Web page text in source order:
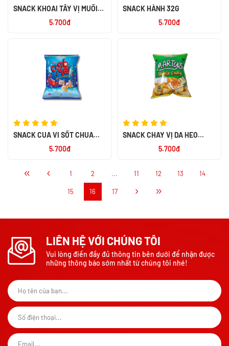
SNACK KHOAI TÂY VỊ MUỐI
5.700đ
SNACK HÀNH 32G
5.700đ
SNACK CUA VI SỐT CHUA
5.700đ
SNACK CHAY VỊ DA HEO
5.700đ
1 2 ... 11 12 13 14
15 16 17
LIÊN HỆ VỚI CHÚNG TÔI
Vui lòng điền đầy đủ thông tin bên dưới để nhận được
những thông báo sớm nhất từ chúng tôi nhé!